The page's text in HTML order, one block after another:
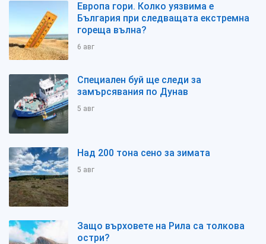
Европа гори. Колко уязвима е
България при следващата екстремна
гореща вълна?
6 авг
Специален буй ще следи за
замърсявания по Дунав
5 авг
Над 200 тона сено за зимата
5 авг
Защо върховете на Рила са толкова
остри?